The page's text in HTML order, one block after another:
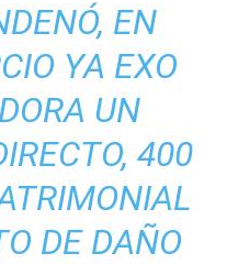
EN
YA EXO
UN
400
DE DAÑO